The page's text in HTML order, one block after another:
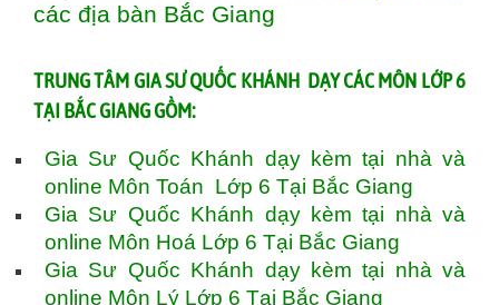
các địa bàn Bắc Giang
TRUNG TÂM GIA SƯ QUỐC KHÁNH DẠY CÁC MÔN LỚP 6
TẠI BẮC GIANG GỒM:
Gia Sư Quốc Khánh dạy kèm tại nhà và
online Môn Toán Lớp 6 Tại Bắc Giang
Gia Sư Quốc Khánh dạy kèm tại nhà và
online Môn Hoá Lớp 6 Tại Bắc Giang
Gia Sư Quốc Khánh dạy kèm tại nhà và
online Môn Lý Lớp 6 Tại Bắc Giang